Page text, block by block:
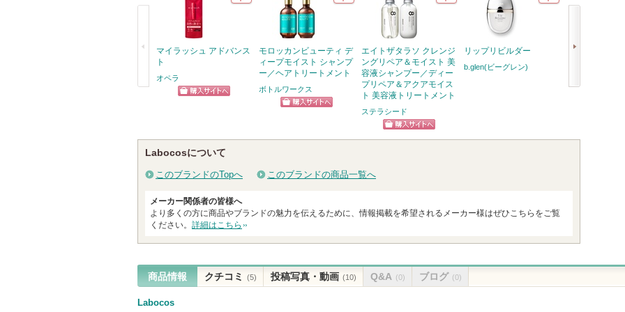
マイラッシュ アドバンス
ト
オペラ
モロッカンビューティ デ
ィープモイスト シャンプ
ー／ヘアトリートメント
ボトルワークス
エイトザタラソ クレンジ
ングリペア＆モイスト 美
容液シャンプー／ディー
プリペア＆アクアモイス
ト 美容液トリートメント
ステラシード
ショッピン
リップリビルダー
b.glen(ビーグレン)
薬用 雪肌精
Labocosについて
このブランドのTopへ このブランドの商品一覧へ
メーカー関係者の皆様へ
より多くの方に商品やブランドの魅力を伝えるために、情報掲載を希望されるメーカー様はぜひこちらをご覧
ください。 詳細はこちら
商品情報 クチコミ (5) 投稿写真・動画 (10) Q&A (0) ブログ (0)
Labocos